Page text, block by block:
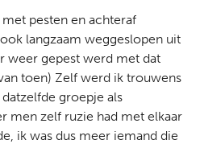
pesten en achteraf
langzaam weggeslopen uit
weer gepest werd met dat
toen) Zelf werd ik trouwens
groepje als
men zelf ruzie had met elkaar
ik was dus meer iemand die